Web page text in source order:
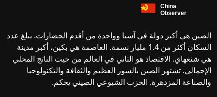
الصين هي أكبر دولة في آسيا وواحدة من أقدم الحضارات. يبلغ عدد
السكان أكثر من 1.4 مليار نسمة. العاصمة هي بكين، أكبر مدينة
هي شنغهاي. الاقتصاد هو الثاني في العالم من حيث الناتج المحلي
الإجمالي. تشتهر الصين بالسور العظيم والثقافة والتكنولوجيا
والصناعة المزدهرة. الحزب الشيوعي الصيني يحكم.